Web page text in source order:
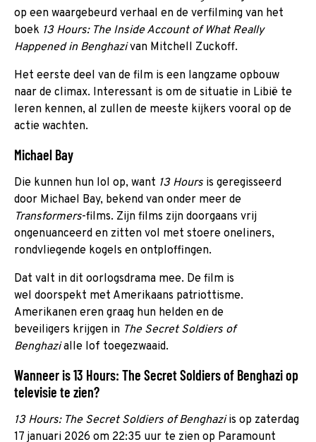
op een waargebeurd verhaal en de verfilming van het
boek 13 Hours: The Inside Account of What Really
Happened in Benghazivan Mitchell Zuckoff.
Het eerste deel van de film is een langzame opbouw
naar de climax. Interessant is om de situatie in Libië te
leren kennen, al zullen de meeste kijkers vooral op de
actie wachten.
Michael Bay
Die kunnen hun lol op, want 13 Hours is geregisseerd
door Michael Bay, bekend van onder meer de
Transformers-films. Zijn films zijn doorgaans vrij
ongenuanceerd en zitten vol met stoere oneliners,
rondvliegende kogels en ontploffingen.
Dat valt in dit oorlogsdrama mee. De film is
wel doorspekt met Amerikaans patriottisme.
Amerikanen eren graag hun helden en de
beveiligers krijgen in The Secret Soldiers of
Benghazialle lof toegezwaaid.
Wanneer is 13 Hours: The Secret Soldiers of Benghazi op
televisie te zien?
13 Hours: The Secret Soldiers of Benghaziis op zaterdag
17 januari 2026 om 22:35 uur te zien op Paramount